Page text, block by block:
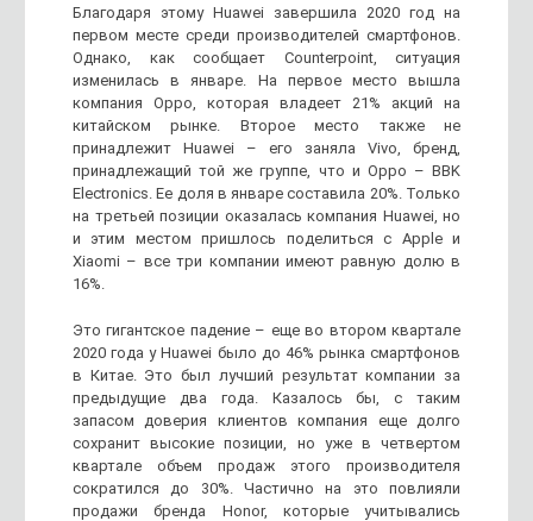
Благодаря этому Huawei завершила 2020 год на
первом месте среди производителей смартфонов.
Однако, как сообщает Counterpoint, ситуация
изменилась в январе. На первое место вышла
компания Oppo, которая владеет 21% акций на
китайском рынке. Второе место также не
принадлежит Huawei – его заняла Vivo, бренд,
принадлежащий той же группе, что и Oppo – BBK
Electronics. Ее доля в январе составила 20%. Только
на третьей позиции оказалась компания Huawei, но
и этим местом пришлось поделиться с Apple и
Xiaomi – все три компании имеют равную долю в
16%.
Это гигантское падение – еще во втором квартале
2020 года у Huawei было до 46% рынка смартфонов
в Китае. Это был лучший результат компании за
предыдущие два года. Казалось бы, с таким
запасом доверия клиентов компания еще долго
сохранит высокие позиции, но уже в четвертом
квартале объем продаж этого производителя
сократился до 30%. Частично на это повлияли
продажи бренда Honor, которые учитывались